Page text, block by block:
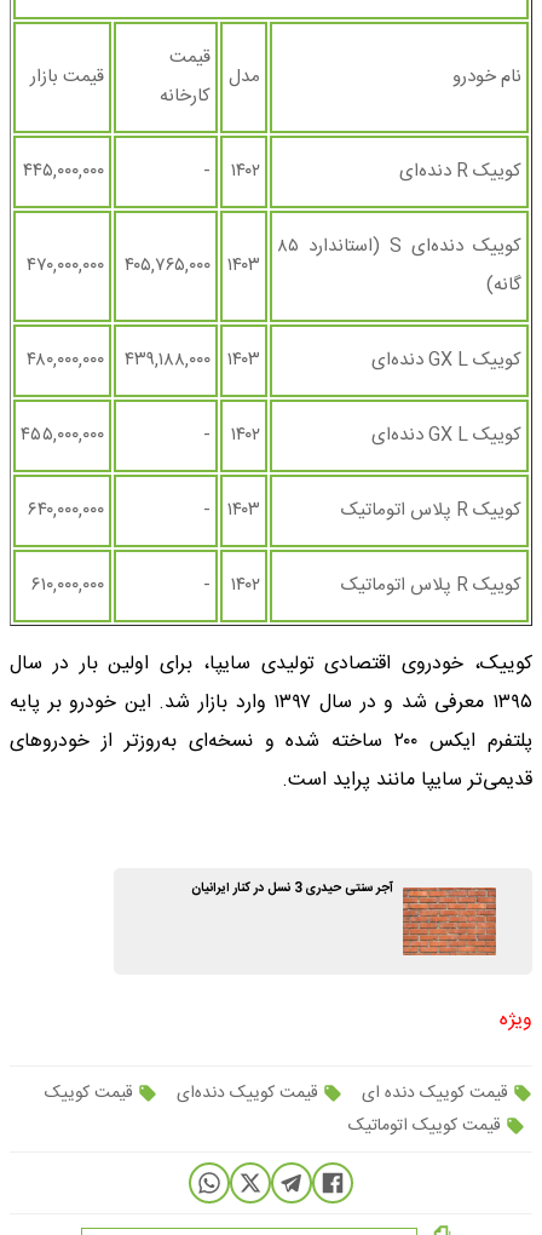
نام خودرو مدل
قیمت
کارخانه
قیمت بازار
کوییک R دنده‌ای ۱۴۰۲ - ۴۴۵,۰۰۰,۰۰۰
کوییک دنده‌ای S (استاندارد ۸۵
گانه)
۱۴۰۳ ۴۰۵,۷۶۵,۰۰۰ ۴۷۰,۰۰۰,۰۰۰
کوییک GX L دنده‌ای ۱۴۰۳ ۴۳۹,۱۸۸,۰۰۰ ۴۸۰,۰۰۰,۰۰۰
کوییک GX L دنده‌ای ۱۴۰۲ - ۴۵۵,۰۰۰,۰۰۰
کوییک R پلاس اتوماتیک ۱۴۰۳ - ۶۴۰,۰۰۰,۰۰۰
کوییک R پلاس اتوماتیک ۱۴۰۲ - ۶۱۰,۰۰۰,۰۰۰
کوییک، خودروی اقتصادی تولیدی سایپا، برای اولین بار در سال
۱۳۹۵ معرفی شد و در سال ۱۳۹۷ وارد بازار شد. این خودرو بر پایه
پلتفرم ایکس ۲۰۰ ساخته شده و نسخه‌ای به‌روزتر از خودروهای
قدیمی‌تر سایپا مانند پراید است.
آجر سنتی حیدری 3 نسل در کنار ایرانیان
ویژه
قیمت کوییک دنده ای قیمت کوییک دنده‌ای
قیمت کوییک
قیمت کوییک اتوماتیک